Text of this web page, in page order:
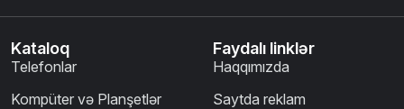
Kataloq
Telefonlar
Kompüter və Planşetlər
Faydalı linklər
Haqqımızda
Saytda reklam